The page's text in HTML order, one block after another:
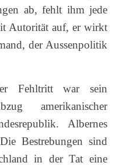
ab, fehlt ihm jede
Autorität auf, er wirkt
der Aussenpolitik
Fehltritt war sein
amerikanischer
Albernes
Bestrebungen sind
in der Tat eine